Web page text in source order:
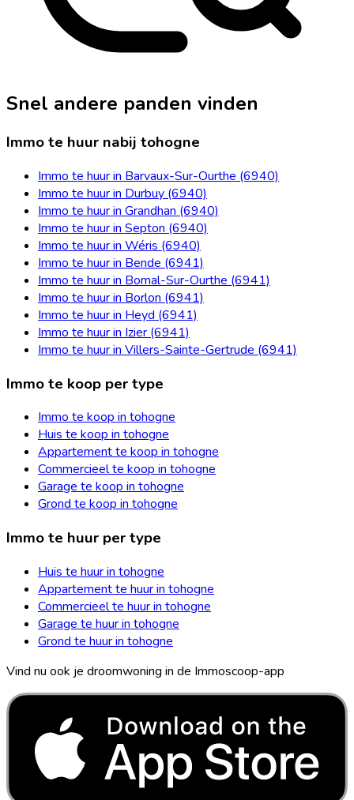
Snel andere panden vinden
Immo te huur nabij tohogne
Immo te huur in Barvaux-Sur-Ourthe (6940)
Immo te huur in Durbuy (6940)
Immo te huur in Grandhan (6940)
Immo te huur in Septon (6940)
Immo te huur in Wéris (6940)
Immo te huur in Bende (6941)
Immo te huur in Bomal-Sur-Ourthe (6941)
Immo te huur in Borlon (6941)
Immo te huur in Heyd (6941)
Immo te huur in Izier (6941)
Immo te huur in Villers-Sainte-Gertrude (6941)
Immo te koop per type
Immo te koop in tohogne
Huis te koop in tohogne
Appartement te koop in tohogne
Commercieel te koop in tohogne
Garage te koop in tohogne
Grond te koop in tohogne
Immo te huur per type
Huis te huur in tohogne
Appartement te huur in tohogne
Commercieel te huur in tohogne
Garage te huur in tohogne
Grond te huur in tohogne
Vind nu ook je droomwoning in de Immoscoop-app